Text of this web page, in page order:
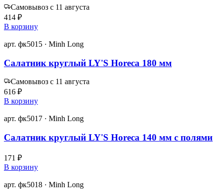
Самовывоз с 11 августа
414 ₽
В корзину
арт. фк5015 · Minh Long
Салатник круглый LY'S Horeca 180 мм
Самовывоз с 11 августа
616 ₽
В корзину
арт. фк5017 · Minh Long
Салатник круглый LY'S Horeca 140 мм с полями
171 ₽
В корзину
арт. фк5018 · Minh Long